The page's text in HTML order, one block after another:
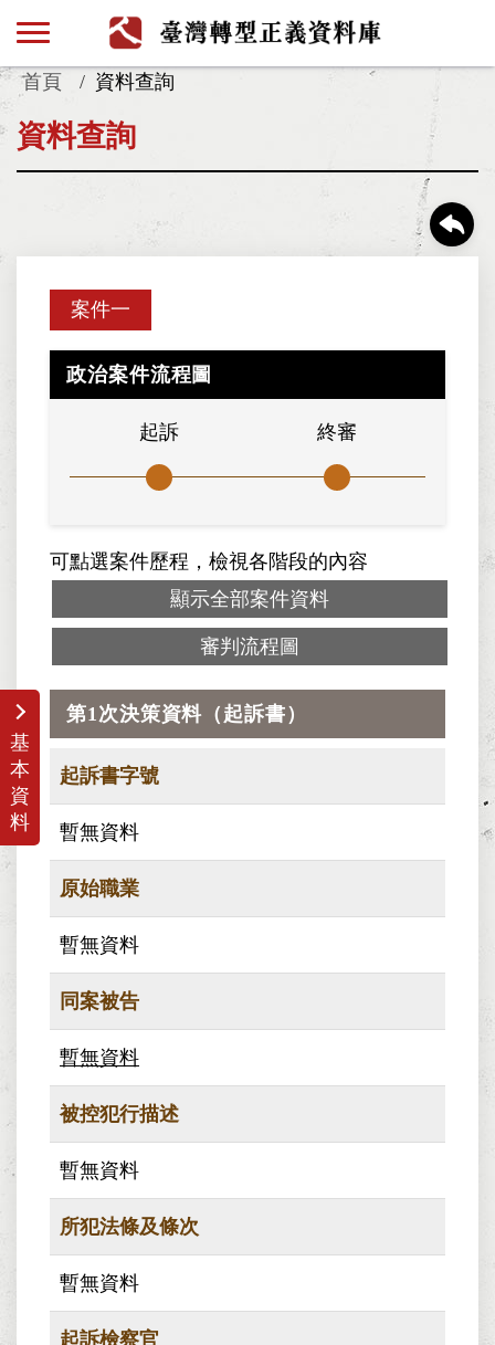
首頁 資料查詢
資料查詢
案件一
政治案件流程圖
起訴 終審
可點選案件歷程，檢視各階段的內容
顯示全部案件資料
審判流程圖
基
本
資
料
第1次決策資料（起訴書）
起訴書字號
暫無資料
原始職業
暫無資料
同案被告
暫無資料
被控犯行描述
暫無資料
所犯法條及條次
暫無資料
起訴檢察官